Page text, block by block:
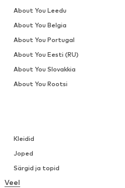
Kleidid
Joped
Särgid ja topid
Pesu
Veel
About You Leedu
About You Belgia
About You Portugal
About You Eesti (RU)
About You Slovakkia
About You Rootsi